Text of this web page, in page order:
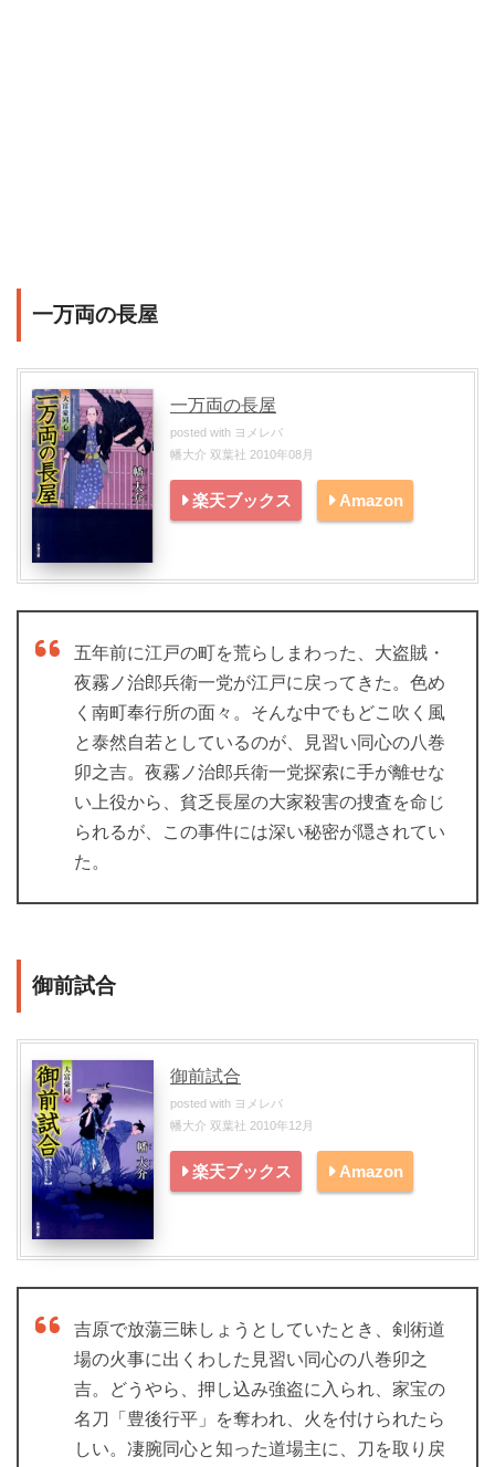
一万両の長屋
一万両の長屋
posted with ヨメレバ
幡大介 双葉社 2010年08月
楽天ブックス Amazon
五年前に江戸の町を荒らしまわった、大盗賊・
夜霧ノ治郎兵衛一党が江戸に戻ってきた。色め
く南町奉行所の面々。そんな中でもどこ吹く風
と泰然自若としているのが、見習い同心の八巻
卯之吉。夜霧ノ治郎兵衛一党探索に手が離せな
い上役から、貧乏長屋の大家殺害の捜査を命じ
られるが、この事件には深い秘密が隠されてい
た。
御前試合
御前試合
posted with ヨメレバ
幡大介 双葉社 2010年12月
楽天ブックス Amazon
吉原で放蕩三昧しょうとしていたとき、剣術道
場の火事に出くわした見習い同心の八巻卯之
吉。どうやら、押し込み強盗に入られ、家宝の
名刀「豊後行平」を奪われ、火を付けられたら
しい。凄腕同心と知った道場主に、刀を取り戻